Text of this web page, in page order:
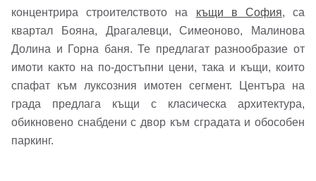
концентрира строителството на къщи в София, са
квартал Бояна, Драгалевци, Симеоново, Малинова
Долина и Горна баня. Те предлагат разнообразие от
имоти както на по-достъпни цени, така и къщи, които
спафат към луксозния имотен сегмент. Центъра на
града предлага къщи с класическа архитектура,
обикновено снабдени с двор към сградата и обособен
паркинг.